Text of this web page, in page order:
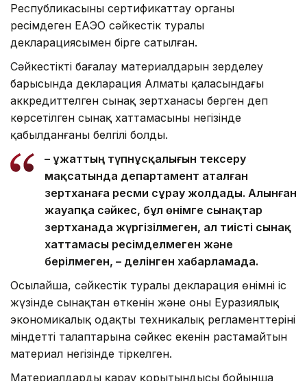
Республикасының сертификаттау органы
ресімдеген ЕАЭО сәйкестік туралы
декларациясымен бірге сатылған.
Сәйкестікті бағалау материалдарын зерделеу
барысында декларация Алматы қаласындағы
аккредиттелген сынақ зертханасы берген деп
көрсетілген сынақ хаттамасының негізінде
қабылданғаны белгілі болды.
– Құжаттың түпнұсқалығын тексеру
мақсатында департамент аталған
зертханаға ресми сұрау жолдады. Алынған
жауапқа сәйкес, бұл өнімге сынақтар
зертханада жүргізілмеген, ал тиісті сынақ
хаттамасы ресімделмеген және
берілмеген, – делінген хабарламада.
Осылайша, сәйкестік туралы декларация өнімнің іс
жүзінде сынақтан өткенін және оның Еуразиялық
экономикалық одақтың техникалық регламенттерінің
міндетті талаптарына сәйкес екенін растамайтын
материал негізінде тіркелген.
Материалдарды қарау қорытындысы бойынша